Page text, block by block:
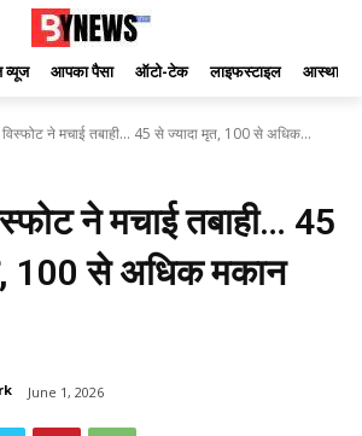
व्यूज आपका पैसा ऑटो-टेक लाइफस्टाइल आस्था
ने मचाई तबाही… 45 से ज्यादा मृत, 100 से अधिक...
ने मचाई तबाही… 45
100 से अधिक मकान
June 1, 2026